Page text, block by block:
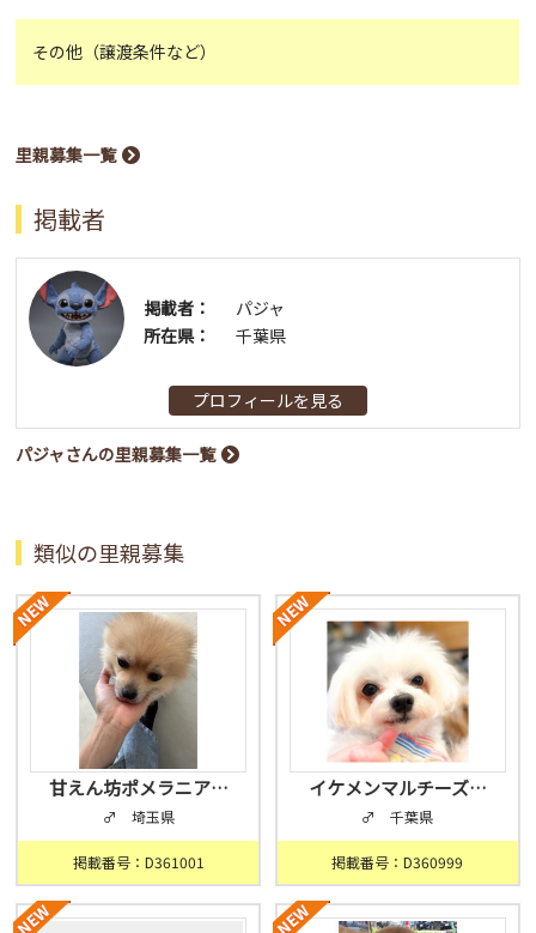
その他（譲渡条件など）
里親募集一覧
掲載者
掲載者：
パジャ
所在県：
千葉県
プロフィールを見る
パジャさんの里親募集一覧
類似の里親募集
甘えん坊ポメラニア…
♂ 埼玉県
掲載番号：D361001
イケメンマルチーズ…
♂ 千葉県
掲載番号：D360999